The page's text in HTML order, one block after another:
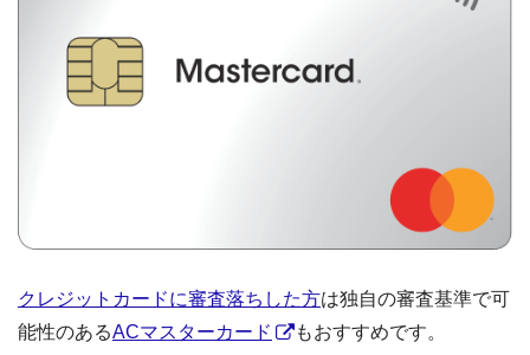
クレジットカードに審査落ちした方は独自の審査基準で可
能性のあるACマスターカード もおすすめです。